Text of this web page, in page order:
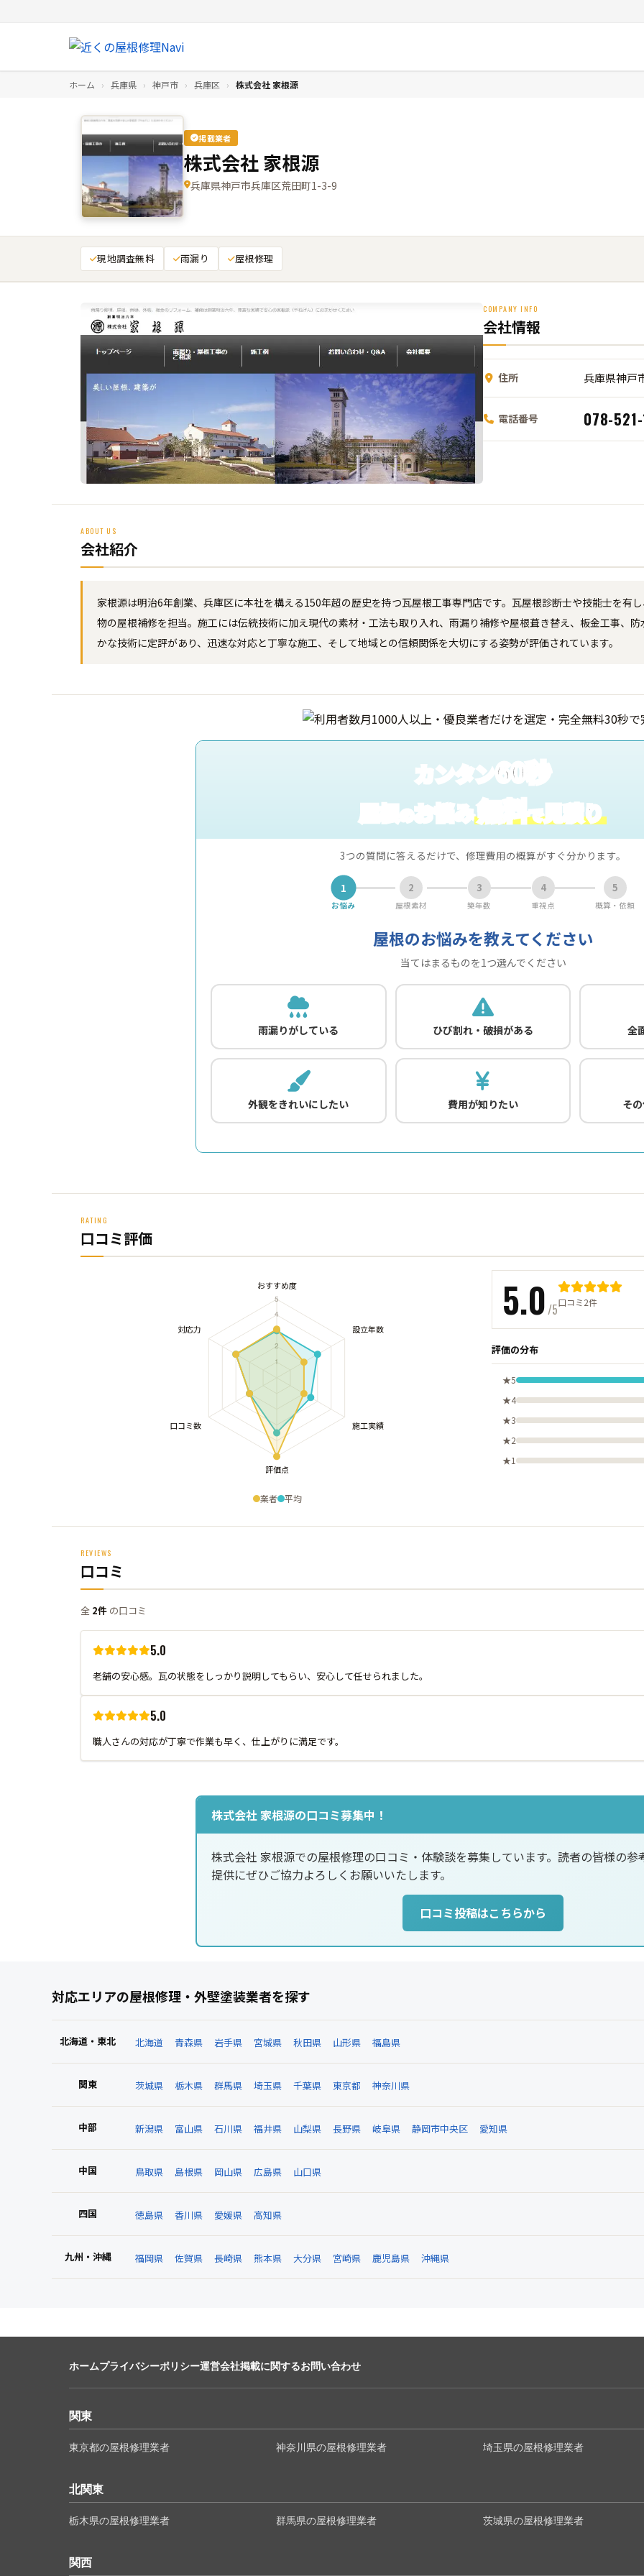
ホーム › 兵庫県 › 神戸市 › 兵庫区 › 株式会社 家根源
掲載業者
株式会社 家根源
兵庫県神戸市兵庫区荒田町1-3-9
現地調査無料 雨漏り 屋根修理
COMPANY INFO
会社情報
住所 兵庫県神戸
電話番号 078-521-
ABOUT US
会社紹介
家根源は明治6年創業、兵庫区に本社を構える150年超の歴史を持つ瓦屋根工事専門店です。瓦屋根診断士や技能士を有
物の屋根補修を担当。施工には伝統技術に加え現代の素材・工法も取り入れ、雨漏り補修や屋根葺き替え、板金工事、
かな技術に定評があり、迅速な対応と丁寧な施工、そして地域との信頼関係を大切にする姿勢が評価されています。
カンタン60秒
屋根のお悩み無料で見積り
3つの質問に答えるだけで、修理費用の概算がすぐ分かります。
1
お悩み
2
屋根素材
3
築年数
4
重視点
5
概算・依頼
屋根のお悩みを教えてください
当てはまるものを1つ選んでください
雨漏りがしている ひび割れ・破損がある 全
外観をきれいにしたい 費用が知りたい そ
RATING
口コミ評価
業者 平均
5.0 /5口コミ2件
評価の分布
★5
★4
★3
★2
★1
REVIEWS
口コミ
全 2件 の口コミ
5.0
老舗の安心感。瓦の状態をしっかり説明してもらい、安心して任せられました。
5.0
職人さんの対応が丁寧で作業も早く、仕上がりに満足です。
株式会社 家根源の口コミ募集中！
株式会社 家根源での屋根修理の口コミ・体験談を募集しています。読者の皆様の参
提供にぜひご協力よろしくお願いいたします。
口コミ投稿はこちらから
対応エリアの屋根修理・外壁塗装業者を探す
北海道・東北 北海道 青森県 岩手県 宮城県 秋田県 山形県 福島県
関東 茨城県 栃木県 群馬県 埼玉県 千葉県 東京都 神奈川県
中部 新潟県 富山県 石川県 福井県 山梨県 長野県 岐阜県 静岡市中央区 愛知県
中国 鳥取県 島根県 岡山県 広島県 山口県
四国 徳島県 香川県 愛媛県 高知県
九州・沖縄 福岡県 佐賀県 長崎県 熊本県 大分県 宮崎県 鹿児島県 沖縄県
ホームプライバシーポリシー運営会社掲載に関するお問い合わせ
関東
東京都の屋根修理業者 神奈川県の屋根修理業者 埼玉県の屋根修理業者
北関東
栃木県の屋根修理業者 群馬県の屋根修理業者 茨城県の屋根修理業者
関西